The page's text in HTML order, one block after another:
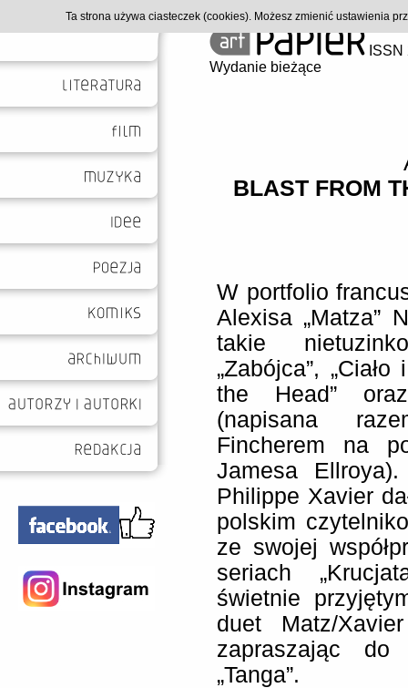
Wydanie bieżące
BLAST FROM
W portfolio
Alexisa „Matza”
takie
„Zabójca”,
the Head”
(napisana
Fincherem na
Jamesa
Philippe Xavier
polskim
ze swojej
seriach
świetnie
duet Matz/
zapraszając do
„Tanga”.
Ta strona używa ciasteczek (cookies). Możesz zmienić ustawienia